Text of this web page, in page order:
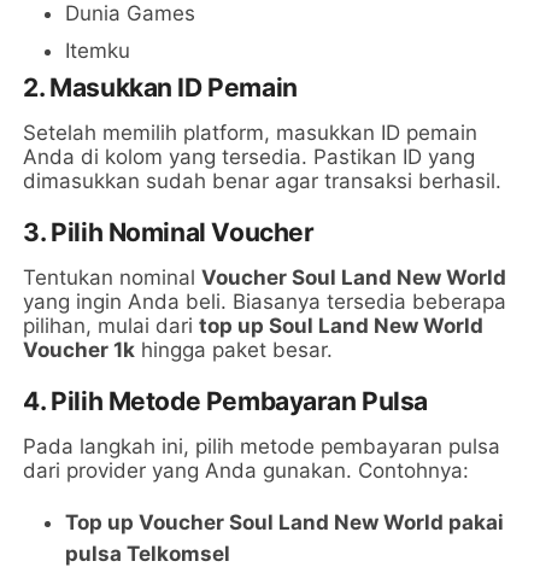
Dunia Games
Itemku
2. Masukkan ID Pemain
Setelah memilih platform, masukkan ID pemain
Anda di kolom yang tersedia. Pastikan ID yang
dimasukkan sudah benar agar transaksi berhasil.
3. Pilih Nominal Voucher
Tentukan nominalVoucher Soul Land New World
yang ingin Anda beli. Biasanya tersedia beberapa
pilihan, mulai daritop up Soul Land New World
Voucher 1k hingga paket besar.
4. Pilih Metode Pembayaran Pulsa
Pada langkah ini, pilih metode pembayaran pulsa
dari provider yang Anda gunakan. Contohnya:
Top up Voucher Soul Land New World pakai
pulsa Telkomsel